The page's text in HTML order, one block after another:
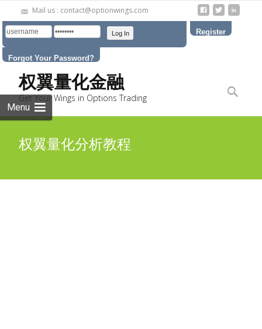
Mail us : contact@optionwings.com
Register
Forgot Your Password?
权翼量化金融
Get Your Wings in Options Trading
Menu
content
Search
权翼量化分析教程